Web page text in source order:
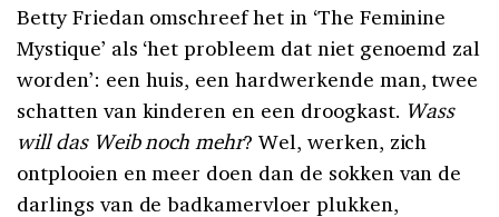
Betty Friedan omschreef het in ‘The Feminine
Mystique’ als ‘het probleem dat niet genoemd zal
worden’: een huis, een hardwerkende man, twee
schatten van kinderen en een droogkast. Wass
will das Weib noch mehr? Wel, werken, zich
ontplooien en meer doen dan de sokken van de
darlings van de badkamervloer plukken,